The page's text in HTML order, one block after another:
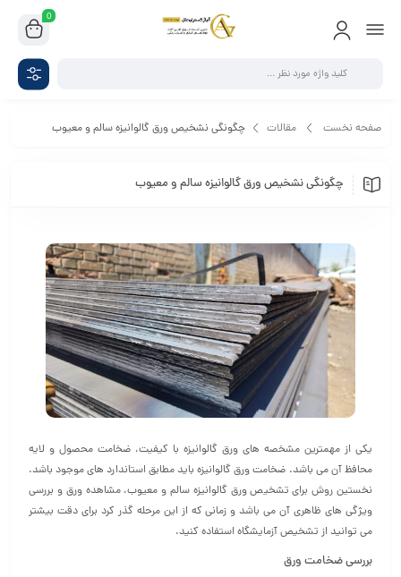
0
صفحه نخست مقالات چگونگی نشخیص ورق گالوانیزه سالم و معیوب
چگونگی نشخیص ورق گالوانیزه سالم و معیوب
یکی از مهمترین مشخصه های ورق گالوانیزه با کیفیت، ضخامت محصول و لایه
محافظ آن می باشد. ضخامت ورق گالوانیزه باید مطابق استاندارد های موجود باشد.
نخستین روش برای تشخیص ورق گالوانیزه سالم و معیوب، مشاهده ورق و بررسی
ویژگی های ظاهری آن می باشد و زمانی که از این مرحله گذر کرد برای دقت بیشتر
می توانید از تشخیص آزمایشگاه استفاده کنید.
بررسی ضخامت ورق